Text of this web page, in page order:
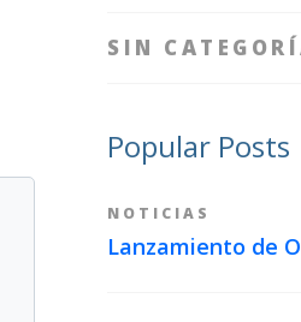
SIN
Popular Posts
NOTICIAS
Lanzamiento de